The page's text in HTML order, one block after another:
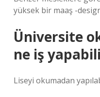
yüksek bir maaş -
Üniversite
ne iş
Liseyi okumadan